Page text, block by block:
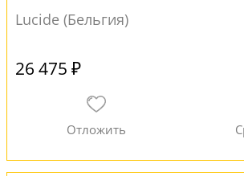
Lucide (Бельгия)
26 475 ₽